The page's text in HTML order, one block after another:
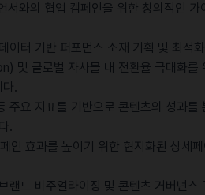
서와의 협업 캠페인을 위한 창의적인
터 기반 퍼포먼스 소재 기획 및 최적화
및 글로벌 자사몰 내 전환율 극대화를
다.
주요 지표를 기반으로 콘텐츠의 성과
.
인 효과를 높이기 위한 현지화된 상세
랜드 비주얼라이징 및 콘텐츠 거버넌스